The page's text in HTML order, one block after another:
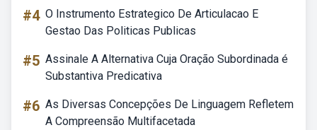
#4 O Instrumento Estrategico De Articulacao E
Gestao Das Politicas Publicas
#5 Assinale A Alternativa Cuja Oração Subordinada é
Substantiva Predicativa
#6 As Diversas Concepções De Linguagem Refletem
A Compreensão Multifacetada